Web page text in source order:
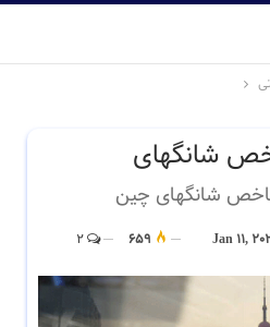
شانگهای
شانگهای چین
Jan 11,
659